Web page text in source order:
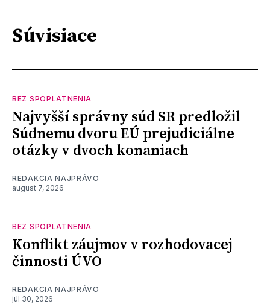
Súvisiace
BEZ SPOPLATNENIA
Najvyšší správny súd SR predložil
Súdnemu dvoru EÚ prejudiciálne
otázky v dvoch konaniach
REDAKCIA NAJPRÁVO
august 7, 2026
BEZ SPOPLATNENIA
Konflikt záujmov v rozhodovacej
činnosti ÚVO
REDAKCIA NAJPRÁVO
júl 30, 2026